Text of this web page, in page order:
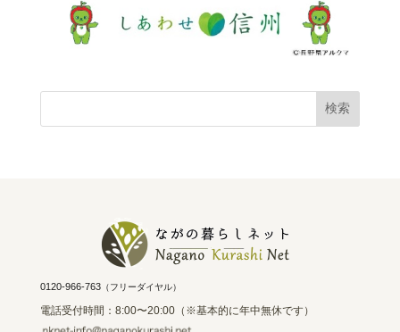
0120-966-763（フリーダイヤル）
電話受付時間：8:00〜20:00（※基本的に年中無休です）